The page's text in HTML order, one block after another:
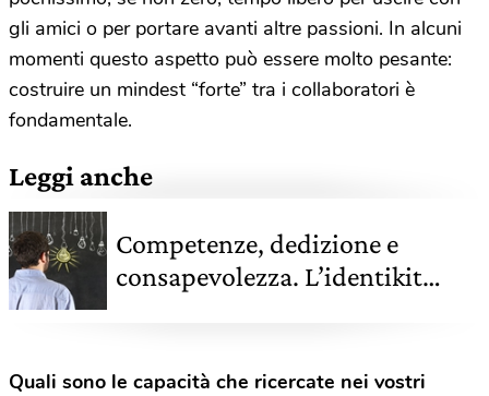
gli amici o per portare avanti altre passioni. In alcuni
momenti questo aspetto può essere molto pesante:
costruire un mindest “forte” tra i collaboratori è
fondamentale.
Leggi anche
Competenze, dedizione e
consapevolezza. L’identikit
sostenibilità
Quali sono le capacità che ricercate nei vostri